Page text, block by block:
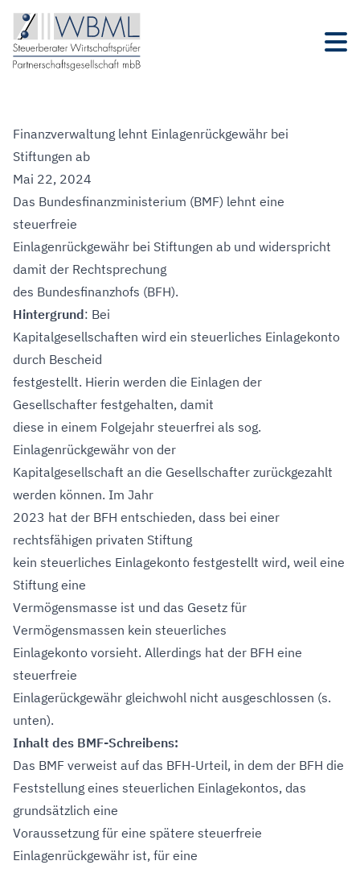
Finanzverwaltung lehnt Einlagenrückgewähr bei
Stiftungen ab
Mai 22, 2024
Das Bundesfinanzministerium (BMF) lehnt eine
steuerfreie
Einlagenrückgewähr bei Stiftungen ab und widerspricht
damit der Rechtsprechung
des Bundesfinanzhofs (BFH).
Hintergrund: Bei
Kapitalgesellschaften wird ein steuerliches Einlagekonto
durch Bescheid
festgestellt. Hierin werden die Einlagen der
Gesellschafter festgehalten, damit
diese in einem Folgejahr steuerfrei als sog.
Einlagenrückgewähr von der
Kapitalgesellschaft an die Gesellschafter zurückgezahlt
werden können. Im Jahr
2023 hat der BFH entschieden, dass bei einer
rechtsfähigen privaten Stiftung
kein steuerliches Einlagekonto festgestellt wird, weil eine
Stiftung eine
Vermögensmasse ist und das Gesetz für
Vermögensmassen kein steuerliches
Einlagekonto vorsieht. Allerdings hat der BFH eine
steuerfreie
Einlagerückgewähr gleichwohl nicht ausgeschlossen (s.
unten).
Inhalt des BMF-Schreibens:
Das BMF verweist auf das BFH-Urteil, in dem der BFH die
Feststellung eines steuerlichen Einlagekontos, das
grundsätzlich eine
Voraussetzung für eine spätere steuerfreie
Einlagenrückgewähr ist, für eine